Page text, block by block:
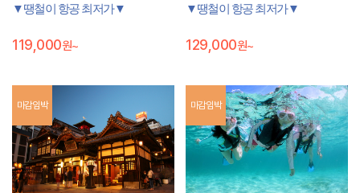
▼땡철이 항공 최저가▼
119,000원~
▼땡철이 항공 최저가▼
129,000원~
마감임박 마감임박